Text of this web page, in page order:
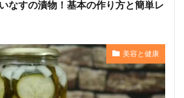
なすの漬物！基本の作り方と簡単レ
美容と健康